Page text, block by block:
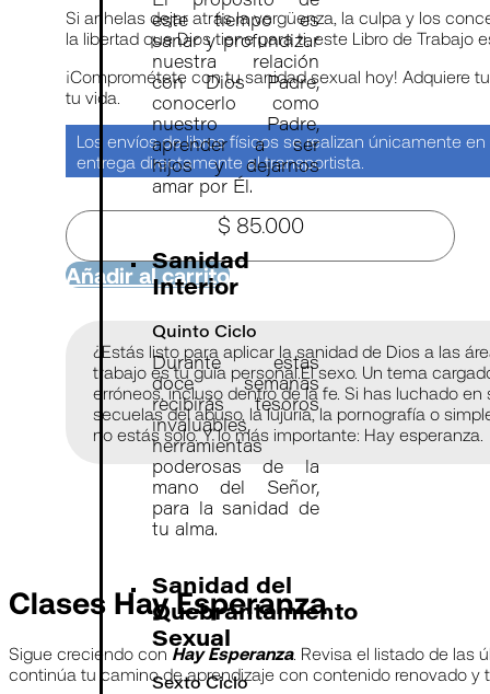
este tiempo es
sanar y profundizar
nuestra relación
con Dios Padre,
conocerlo como
nuestro Padre,
aprender a ser
hijos y dejarnos
amar por Él.
Sanidad
Interior
Quinto Ciclo
Durante estas
doce semanas
recibirás tesoros
invaluables,
herramientas
poderosas de la
mano del Señor,
para la sanidad de
tu alma.
Sanidad del
Quebrantamiento
Sexual
Sexto Ciclo
Si anhelas dejar atrás la vergüenza, la culpa y los
la libertad que Dios tiene para ti, este Libro de Trabajo
¡Comprométete con tu sanidad sexual hoy! Adquiere
tu vida.
Los envíos de libros físicos se realizan únicamente
entrega directamente al transportista.
$ 85.000
Añadir al carrito
¿Estás listo para aplicar la sanidad de Dios a las
trabajo es tu guía personal.El sexo. Un tema
erróneos, incluso dentro de la fe. Si has luchado
secuelas del abuso, la lujuria, la pornografía o
no estás solo. Y lo más importante: Hay esperanza.
Clases Hay Esperanza
Sigue creciendo con Hay Esperanza. Revisa el listado de las
continúa tu camino de aprendizaje con contenido renovado y